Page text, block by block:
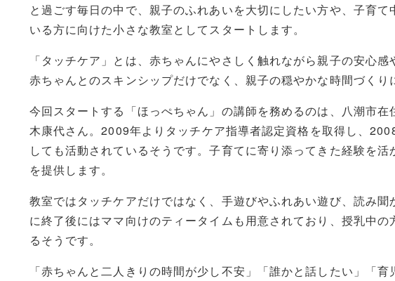
と過ごす毎日の中で、親子のふれあいを大切にしたい方や、子育
いる方に向けた小さな教室としてスタートします。
「タッチケア」とは、赤ちゃんにやさしく触れながら親子の安心
赤ちゃんとのスキンシップだけでなく、親子の穏やかな時間づくり
今回スタートする「ほっぺちゃん」の講師を務めるのは、八潮市
木康代さん。2009年よりタッチケア指導者認定資格を取得し、
しても活動されているそうです。子育てに寄り添ってきた経験を
を提供します。
教室ではタッチケアだけではなく、手遊びやふれあい遊び、読み
に終了後にはママ向けのティータイムも用意されており、授乳中
るそうです。
「赤ちゃんと二人きりの時間が少し不安」「誰かと話したい」「